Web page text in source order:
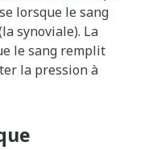
lorsque le sang
synoviale). La
le sang remplit
la pression à